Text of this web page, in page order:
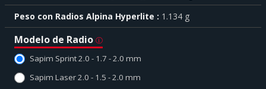
Peso con Radios Alpina Hyperlite
1.134 g
Modelo de Radio
Sapim Sprint 2.0 - 1.7 - 2.0 mm
Sapim Laser 2.0 - 1.5 - 2.0 mm